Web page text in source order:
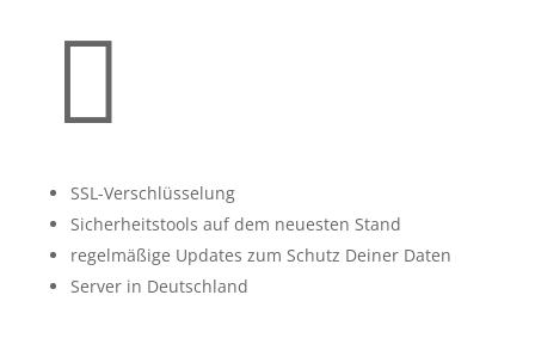

SSL-Verschlüsselung
Sicherheitstools auf dem neuesten Stand
regelmäßige Updates zum Schutz Deiner Daten
Server in Deutschland